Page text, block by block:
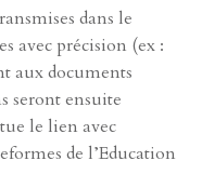
dans le
avec précision (ex :
aux documents
seront ensuite
le lien avec
de l’Education